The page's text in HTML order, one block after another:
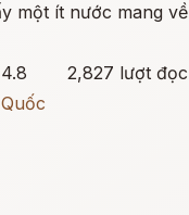
một ít nước mang về
4.8
2,827 lượt đọc